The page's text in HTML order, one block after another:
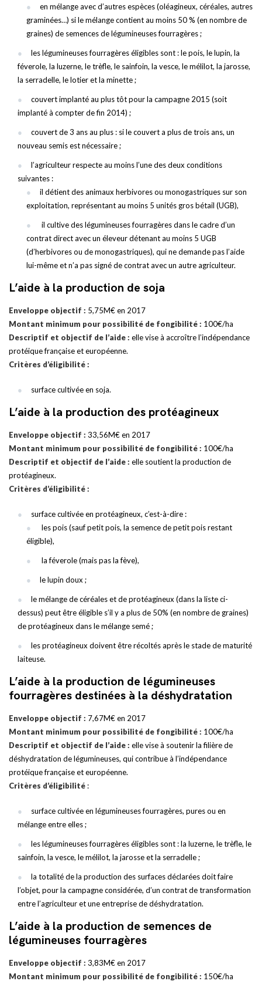
en mélange avec d’autres espèces (oléagineux, céréales, autres
graminées…) si le mélange contient au moins 50 % (en nombre de
graines) de semences de légumineuses fourragères ;
les légumineuses fourragères éligibles sont : le pois, le lupin, la
féverole, la luzerne, le trèfle, le sainfoin, la vesce, le mélilot, la jarosse,
la serradelle, le lotier et la minette ;
couvert implanté au plus tôt pour la campagne 2015 (soit
implanté à compter de fin 2014) ;
couvert de 3 ans au plus : si le couvert a plus de trois ans, un
nouveau semis est nécessaire ;
l’agriculteur respecte au moins l’une des deux conditions
suivantes :
il détient des animaux herbivores ou monogastriques sur son
exploitation, représentant au moins 5 unités gros bétail (UGB),
il cultive des légumineuses fourragères dans le cadre d’un
contrat direct avec un éleveur détenant au moins 5 UGB
(d’herbivores ou de monogastriques), qui ne demande pas l’aide
lui-même et n’a pas signé de contrat avec un autre agriculteur.
L’aide à la production de soja
Enveloppe objectif : 5,75M€ en 2017
Montant minimum pour possibilité de fongibilité : 100€/ha
Descriptif et objectif de l’aide : elle vise à accroître l’indépendance
protéique française et européenne.
Critères d’éligibilité :
surface cultivée en soja.
L’aide à la production des protéagineux
Enveloppe objectif : 33,56M€ en 2017
Montant minimum pour possibilité de fongibilité : 100€/ha
Descriptif et objectif de l’aide : elle soutient la production de
protéagineux.
Critères d’éligibilité :
surface cultivée en protéagineux, c’est-à-dire :
les pois (sauf petit pois, la semence de petit pois restant
éligible),
la féverole (mais pas la fève),
le lupin doux ;
le mélange de céréales et de protéagineux (dans la liste ci-
dessus) peut être éligible s’il y a plus de 50% (en nombre de graines)
de protéagineux dans le mélange semé ;
les protéagineux doivent être récoltés après le stade de maturité
laiteuse.
L’aide à la production de légumineuses
fourragères destinées à la déshydratation
Enveloppe objectif : 7,67M€ en 2017
Montant minimum pour possibilité de fongibilité : 100€/ha
Descriptif et objectif de l’aide : elle vise à soutenir la filière de
déshydratation de légumineuses, qui contribue à l’indépendance
protéique française et européenne.
Critères d’éligibilité :
surface cultivée en légumineuses fourragères, pures ou en
mélange entre elles ;
les légumineuses fourragères éligibles sont : la luzerne, le trèfle, le
sainfoin, la vesce, le mélilot, la jarosse et la serradelle ;
la totalité de la production des surfaces déclarées doit faire
l’objet, pour la campagne considérée, d’un contrat de transformation
entre l’agriculteur et une entreprise de déshydratation.
L’aide à la production de semences de
légumineuses fourragères
Enveloppe objectif : 3,83M€ en 2017
Montant minimum pour possibilité de fongibilité : 150€/ha